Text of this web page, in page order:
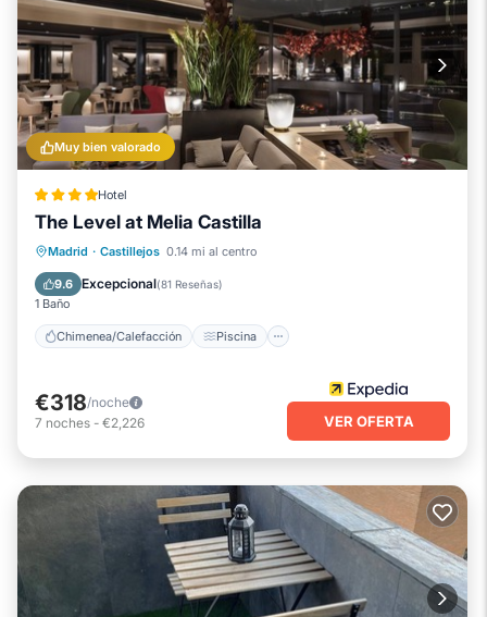
Muy bien valorado
Hotel
The Level at Melia Castilla
Madrid · Castillejos 0.14 mi al centro
9.6 Excepcional(81 Reseñas)
1 Baño
Chimenea/Calefacción Piscina
Chimenea/Calefacción
Balcón/Terraza
€318/noche
7 noches - €2,226 VER OFERTA